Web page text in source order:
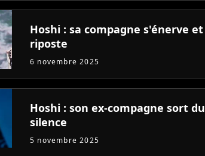
Hoshi : sa compagne s'énerve et
riposte
6 novembre 2025
Hoshi : son ex-compagne sort du
silence
5 novembre 2025